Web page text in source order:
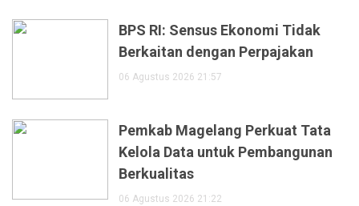
BPS RI: Sensus Ekonomi Tidak
Berkaitan dengan Perpajakan
06 Agustus 2026 21:57
Pemkab Magelang Perkuat Tata
Kelola Data untuk Pembangunan
Berkualitas
06 Agustus 2026 21:22